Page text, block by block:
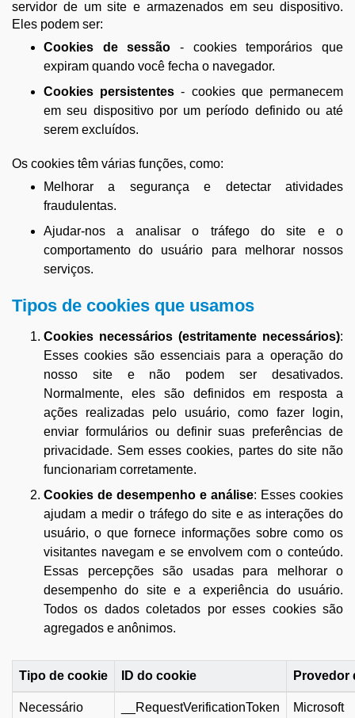
servidor de um site e armazenados em seu dispositivo.
Eles podem ser:
Cookies de sessão - cookies temporários que
expiram quando você fecha o navegador.
Cookies persistentes - cookies que permanecem
em seu dispositivo por um período definido ou até
serem excluídos.
Os cookies têm várias funções, como:
Melhorar a segurança e detectar atividades
fraudulentas.
Ajudar-nos a analisar o tráfego do site e o
comportamento do usuário para melhorar nossos
serviços.
Tipos de cookies que usamos
Cookies necessários (estritamente necessários):
Esses cookies são essenciais para a operação do
nosso site e não podem ser desativados.
Normalmente, eles são definidos em resposta a
ações realizadas pelo usuário, como fazer login,
enviar formulários ou definir suas preferências de
privacidade. Sem esses cookies, partes do site não
funcionariam corretamente.
Cookies de desempenho e análise: Esses cookies
ajudam a medir o tráfego do site e as interações do
usuário, o que fornece informações sobre como os
visitantes navegam e se envolvem com o conteúdo.
Essas percepções são usadas para melhorar o
desempenho do site e a experiência do usuário.
Todos os dados coletados por esses cookies são
agregados e anônimos.
Tipo de cookie ID do cookie Provedor
Necessário __RequestVerificationToken Microsoft